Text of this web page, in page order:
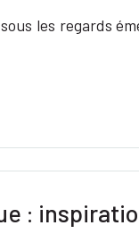
les regards
: